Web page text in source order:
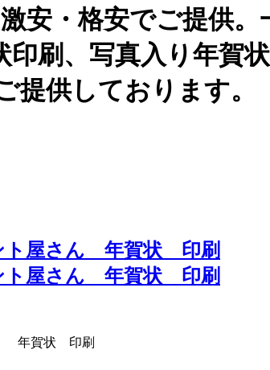
安・格安でご提供
刷、写真入り年賀
供しております。